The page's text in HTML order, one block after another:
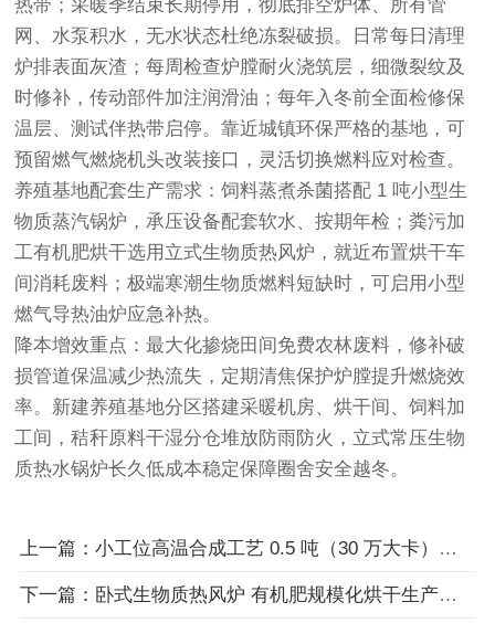
热带；采暖季结束长期停用，彻底排空炉体、所有管
网、水泵积水，无水状态杜绝冻裂破损。日常每日清理
炉排表面灰渣；每周检查炉膛耐火浇筑层，细微裂纹及
时修补，传动部件加注润滑油；每年入冬前全面检修保
温层、测试伴热带启停。靠近城镇环保严格的基地，可
预留燃气燃烧机头改装接口，灵活切换燃料应对检查。
养殖基地配套生产需求：饲料蒸煮杀菌搭配 1 吨小型生
物质蒸汽锅炉，承压设备配套软水、按期年检；粪污加
工有机肥烘干选用立式生物质热风炉，就近布置烘干车
间消耗废料；极端寒潮生物质燃料短缺时，可启用小型
燃气导热油炉应急补热。
降本增效重点：最大化掺烧田间免费农林废料，修补破
损管道保温减少热流失，定期清焦保护炉膛提升燃烧效
率。新建养殖基地分区搭建采暖机房、烘干间、饲料加
工间，秸秆原料干湿分仓堆放防雨防火，立式常压生物
质热水锅炉长久低成本稳定保障圈舍安全越冬。
上一篇：小工位高温合成工艺 0.5 吨（30 万大卡）防爆电导热油锅炉安全供热指南
下一篇：卧式生物质热风炉 有机肥规模化烘干生产线供热方案